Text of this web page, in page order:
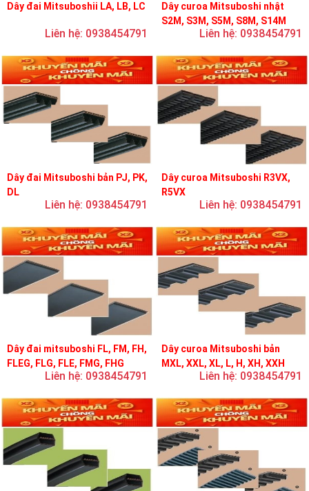
Dây đai Mitsuboshii LA, LB, LC
Liên hệ: 0938454791
Dây curoa Mitsuboshi nhật
S2M, S3M, S5M, S8M, S14M
Liên hệ: 0938454791
Dây đai Mitsuboshi bản PJ, PK,
DL
Liên hệ: 0938454791
Dây curoa Mitsuboshi R3VX,
R5VX
Liên hệ: 0938454791
Dây đai mitsuboshi FL, FM, FH,
FLEG, FLG, FLE, FMG, FHG
Liên hệ: 0938454791
Dây curoa Mitsuboshi bản
MXL, XXL, XL, L, H, XH, XXH
Liên hệ: 0938454791